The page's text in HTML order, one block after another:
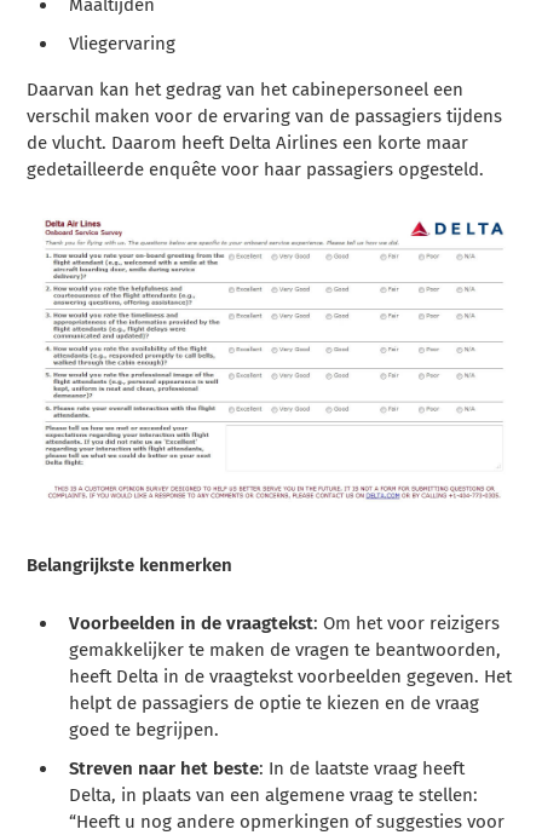
Maaltijden
Vliegervaring
Daarvan kan het gedrag van het cabinepersoneel een
verschil maken voor de ervaring van de passagiers tijdens
de vlucht. Daarom heeft Delta Airlines een korte maar
gedetailleerde enquête voor haar passagiers opgesteld.
Belangrijkste kenmerken
Voorbeelden in de vraagtekst: Om het voor reizigers
gemakkelijker te maken de vragen te beantwoorden,
heeft Delta in de vraagtekst voorbeelden gegeven. Het
helpt de passagiers de optie te kiezen en de vraag
goed te begrijpen.
Streven naar het beste: In de laatste vraag heeft
Delta, in plaats van een algemene vraag te stellen:
“Heeft u nog andere opmerkingen of suggesties voor